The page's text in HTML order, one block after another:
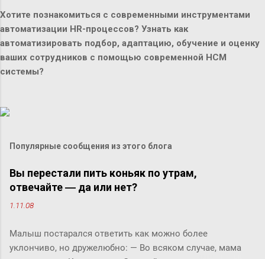
Хотите познакомиться с современными инструментами
автоматизации HR-процессов? Узнать как
автоматизировать подбор, адаптацию, обучение и оценку
ваших сотрудников с помощью современной HCM
системы?
Популярные сообщения из этого блога
Вы перестали пить коньяк по утрам,
отвечайте ― да или нет?
1.11.08
Малыш постарался ответить как можно более
уклончиво, но дружелюбно: ― Во всяком случае, мама